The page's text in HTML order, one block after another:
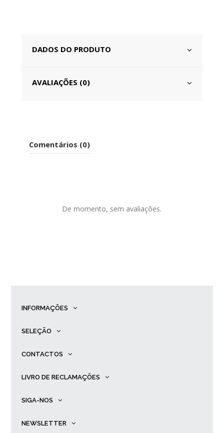
DADOS DO PRODUTO
AVALIAÇÕES (0)
Comentários (0)
De momento, sem avaliações.
INFORMAÇÕES
SELEÇÃO
CONTACTOS
LIVRO DE RECLAMAÇÕES
SIGA-NOS
NEWSLETTER